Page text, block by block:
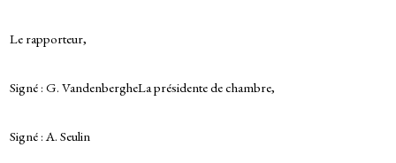
Le rapporteur,
Signé : G. VandenbergheLa présidente de chambre,
Signé : A. Seulin